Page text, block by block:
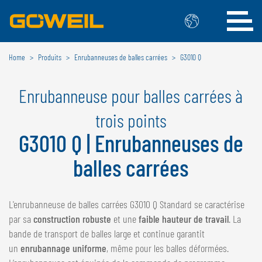
Choisissez votre langue/votre pays
INTERNATIONAL
DEUTSCH
ESPAÑOL
POLSKI
BELGIQUE
GÖWEIL BNL
Home Produits Enrubanneuses de balles carrées G3010 Q
Enrubanneuse pour balles carrées à
trois points
G3010 Q | Enrubanneuses de
balles carrées
L'enrubanneuse de balles carrées G3010 Q Standard se caractérise
par saconstruction robuste et unefaible hauteur de travail. La
bande de transport de balles large et continue garantit
un enrubannage uniforme, même pour les balles déformées.